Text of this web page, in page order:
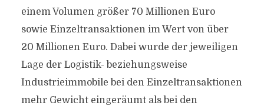
einem Volumen größer 70 Millionen Euro
sowie Einzeltransaktionen im Wert von über
20 Millionen Euro. Dabei wurde der jeweiligen
Lage der Logistik- beziehungsweise
Industrieimmobile bei den Einzeltransaktionen
mehr Gewicht eingeräumt als bei den